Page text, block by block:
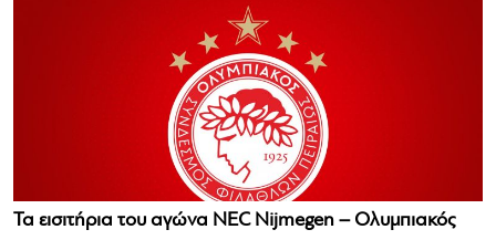
Τα εισιτήρια του αγώνα NEC Nijmegen – Ολυμπιακός